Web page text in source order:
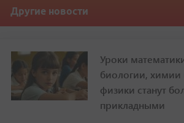
Другие новости
Уроки
биологии, химии
физики станут
прикладными